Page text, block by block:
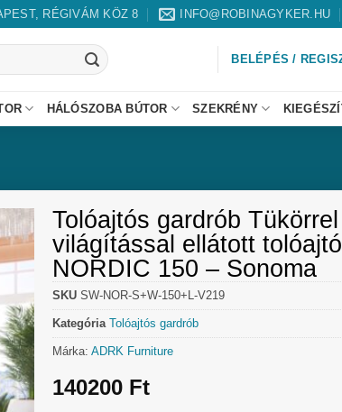
RÉGIVÁM KÖZ 8 INFO@ROBINAGYKER.HU
BELÉPÉS /
HÁLÓSZOBA BÚTOR SZEKRÉNY
Tolóajtós gardrób
világítással ellátott
NORDIC 150 – Sonoma
SKU SW-NOR-S+W-150+L-V219
Kategória Tolóajtós gardrób
Márka: ADRK Furniture
140200 Ft